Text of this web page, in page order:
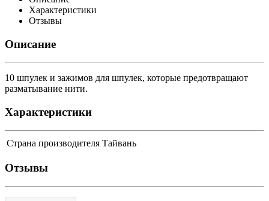
Характеристики
Отзывы
Описание
10 шпулек и зажимов для шпулек, которые предотвращают
разматывание нити.
Характеристики
Страна производителя Тайвань
Отзывы